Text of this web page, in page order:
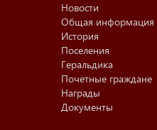
Новости
Общая информация
История
Поселения
Геральдика
Почетные граждане
Награды
Документы